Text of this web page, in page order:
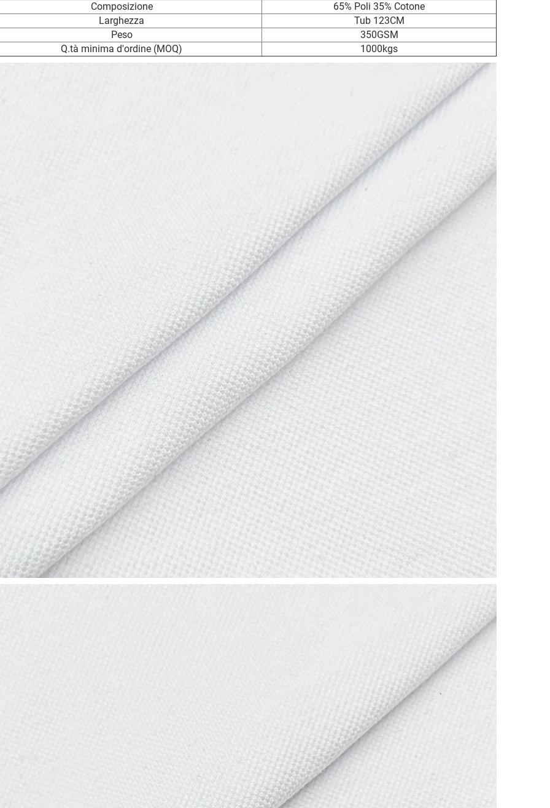
Composizione
65% Poli 35% Cotone
Larghezza
Tub 123CM
Peso
350GSM
Q.tà minima d'ordine (MOQ)
1000kgs